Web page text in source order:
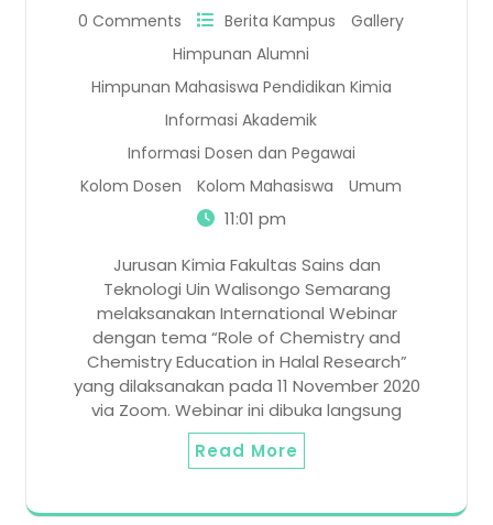
0 Comments
Berita Kampus
Gallery
Himpunan Alumni
Himpunan Mahasiswa Pendidikan Kimia
Informasi Akademik
Informasi Dosen dan Pegawai
Kolom Dosen
Kolom Mahasiswa Umum
11:01 pm
Jurusan Kimia Fakultas Sains dan
Teknologi Uin Walisongo Semarang
melaksanakan International Webinar
dengan tema “Role of Chemistry and
Chemistry Education in Halal Research”
yang dilaksanakan pada 11 November 2020
via Zoom. Webinar ini dibuka langsung
Read More